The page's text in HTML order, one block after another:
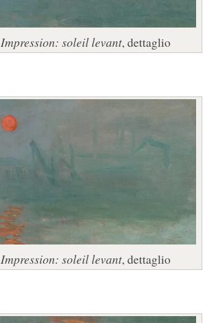
Impression: soleil levant, dettaglio
Impression: soleil levant, dettaglio